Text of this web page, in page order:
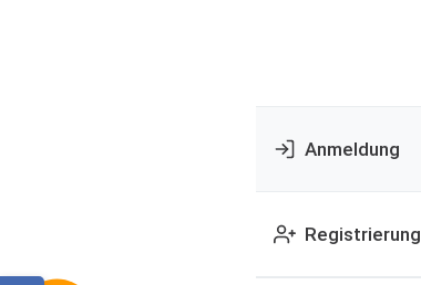
Anmeldung
Registrierung